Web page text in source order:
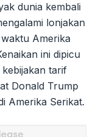
dunia kembali
lonjakan
Amerika
ini dipicu
tarif
Donald Trump
Amerika Serikat.